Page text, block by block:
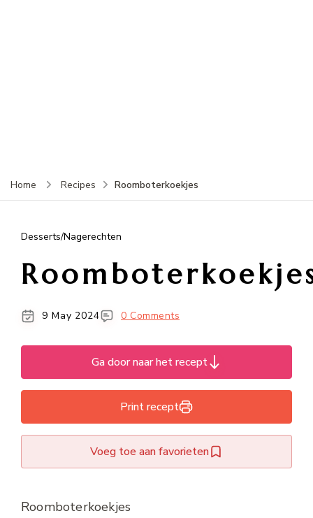
Home Recipes Roomboterkoekjes
Desserts/Nagerechten
9 May 2024 0 Comments
Ga door naar het recept
Print recept
Voeg toe aan favorieten
Roomboterkoekjes